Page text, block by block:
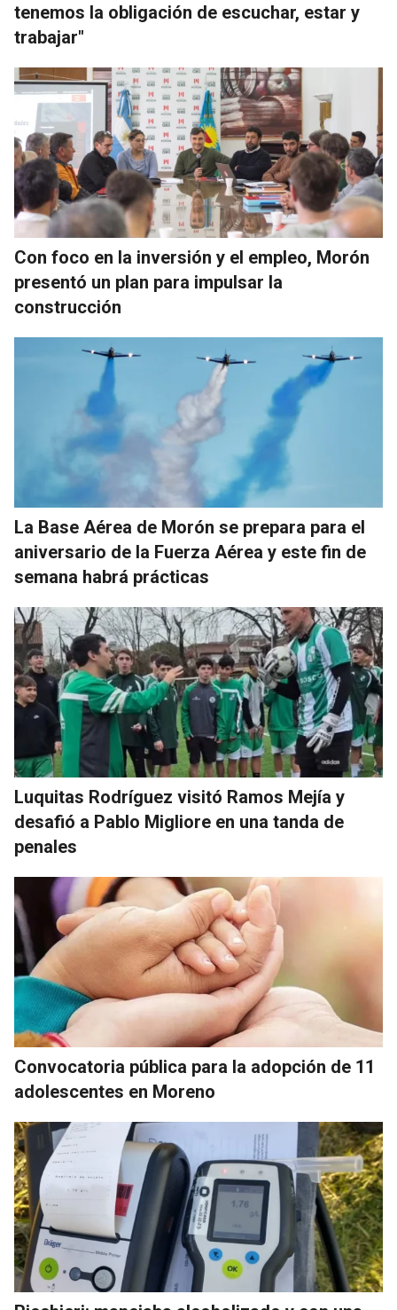
tenemos la obligación de escuchar, estar y
trabajar"
Con foco en la inversión y el empleo, Morón
presentó un plan para impulsar la
construcción
La Base Aérea de Morón se prepara para el
aniversario de la Fuerza Aérea y este fin de
semana habrá prácticas
Luquitas Rodríguez visitó Ramos Mejía y
desafió a Pablo Migliore en una tanda de
penales
Convocatoria pública para la adopción de 11
adolescentes en Moreno